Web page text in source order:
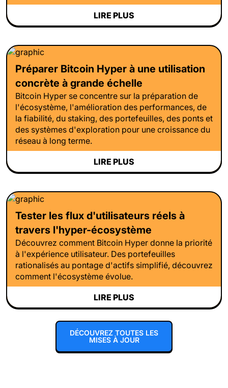
LIRE PLUS
Préparer Bitcoin Hyper à une utilisation
concrète à grande échelle
Bitcoin Hyper se concentre sur la préparation de
l'écosystème, l'amélioration des performances, de
la fiabilité, du staking, des portefeuilles, des ponts et
des systèmes d'exploration pour une croissance du
réseau à long terme.
LIRE PLUS
Tester les flux d'utilisateurs réels à
travers l'hyper-écosystème
Découvrez comment Bitcoin Hyper donne la priorité
à l'expérience utilisateur. Des portefeuilles
rationalisés au pontage d'actifs simplifié, découvrez
comment l'écosystème évolue.
LIRE PLUS
DÉCOUVREZ TOUTES LES
MISES À JOUR